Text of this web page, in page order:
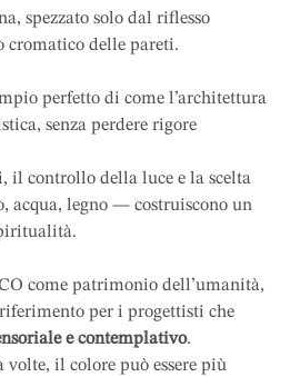
spezzato solo dal riflesso
cromatico delle pareti.
perfetto di come l’architettura
senza perdere rigore
il controllo della luce e la scelta
legno — costruiscono un
come patrimonio dell’umanità,
per i progettisti che
e contemplativo.
volte, il colore può essere più